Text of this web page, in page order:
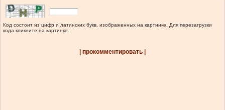
Код состоит из цифр и латинских букв, изображенных на картинке. Для перезагрузки
кода кликните на картинке.
| прокомментировать |